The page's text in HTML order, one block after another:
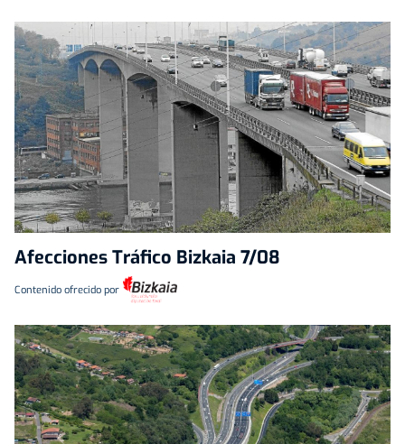
Afecciones Tráfico Bizkaia 7/08
Contenido ofrecido por